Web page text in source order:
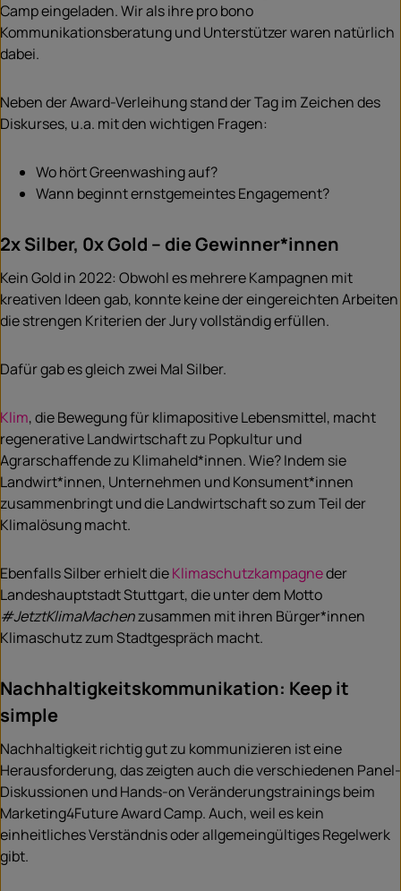
Camp eingeladen. Wir als ihre pro bono
Kommunikationsberatung und Unterstützer waren natürlich
dabei.
Neben der Award-Verleihung stand der Tag im Zeichen des
Diskurses, u.a. mit den wichtigen Fragen:
Wo hört Greenwashing auf?
Wann beginnt ernstgemeintes Engagement?
2x Silber, 0x Gold – die Gewinner*innen
Kein Gold in 2022: Obwohl es mehrere Kampagnen mit
kreativen Ideen gab, konnte keine der eingereichten Arbeiten
die strengen Kriterien der Jury vollständig erfüllen.
Dafür gab es gleich zwei Mal Silber.
Klim, die Bewegung für klimapositive Lebensmittel, macht
regenerative Landwirtschaft zu Popkultur und
Agrarschaffende zu Klimaheld*innen. Wie? Indem sie
Landwirt*innen, Unternehmen und Konsument*innen
zusammenbringt und die Landwirtschaft so zum Teil der
Klimalösung macht.
Ebenfalls Silber erhielt dieKlimaschutzkampagneder
Landeshauptstadt Stuttgart, die unter dem Motto
#JetztKlimaMachenzusammen mit ihren Bürger*innen
Klimaschutz zum Stadtgespräch macht.
Nachhaltigkeitskommunikation: Keep it
simple
Nachhaltigkeit richtig gut zu kommunizieren ist eine
Herausforderung, das zeigten auch die verschiedenen Panel-
Diskussionen und Hands-on Veränderungstrainings beim
Marketing4Future Award Camp. Auch, weil es kein
einheitliches Verständnis oder allgemeingültiges Regelwerk
gibt.